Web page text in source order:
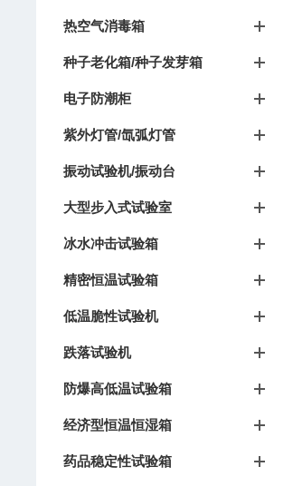
热空气消毒箱
种子老化箱/种子发芽箱
电子防潮柜
紫外灯管/氙弧灯管
振动试验机/振动台
大型步入式试验室
冰水冲击试验箱
精密恒温试验箱
低温脆性试验机
跌落试验机
防爆高低温试验箱
经济型恒温恒湿箱
药品稳定性试验箱